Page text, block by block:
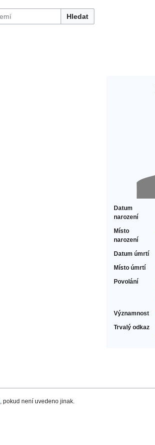
Hledat
Datum
narození
Místo
narození
Datum úmrtí
Místo úmrtí
Povolání
Významnost
Trvalý odkaz
, pokud není uvedeno jinak.